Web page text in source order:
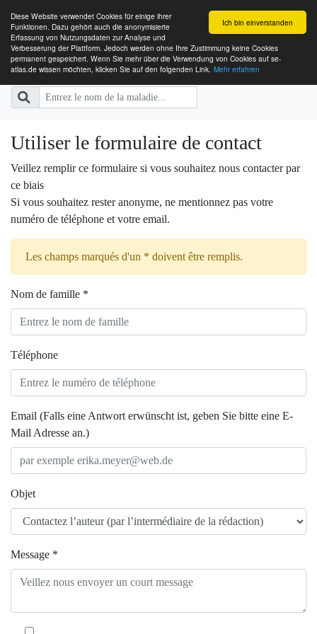
Ich bin einverstanden
Diese Website verwendet Cookies für einige ihrer
Funktionen. Dazu gehört auch die anonymisierte
Erfassung von Nutzungsdaten zur Analyse und
Verbesserung der Plattform. Jedoch werden ohne Ihre Zustimmung keine Cookies
permanent gespeichert. Wenn Sie mehr über die Verwendung von Cookies auf se-
atlas.de wissen möchten, klicken Sie auf den folgenden Link. Mehr erfahren
SE-ATLAS
Cartographie des Institutions de
pour personnes atteintes de
Utiliser le formulaire de contact
Veillez remplir ce formulaire si vous souhaitez nous contacter par
ce biais
Si vous souhaitez rester anonyme, ne mentionnez pas votre
numéro de téléphone et votre email.
Les champs marqués d'un * doivent être remplis.
Nom de famille *
Téléphone
Email (Falls eine Antwort erwünscht ist, geben Sie bitte eine E-
Mail Adresse an.)
Objet
Message *